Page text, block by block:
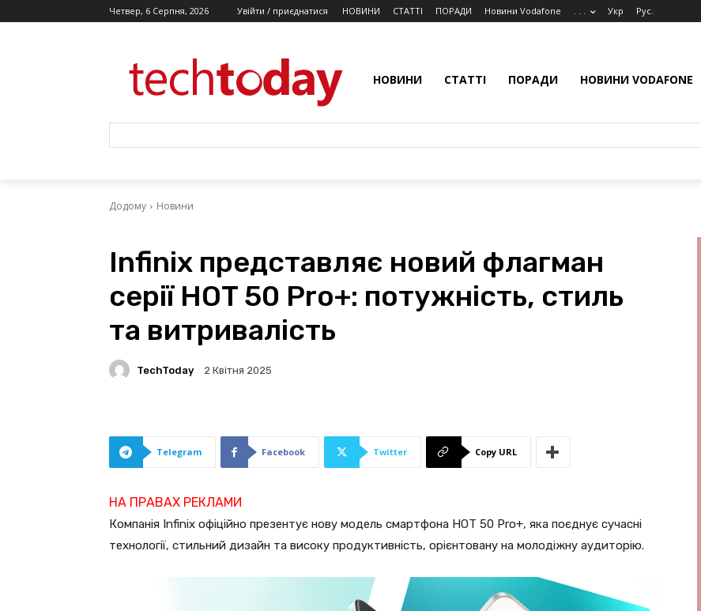
Четвер, 6 Серпня, 2026 Увійти / приєднатися НОВИНИ СТАТТІ ПОРАДИ Новини Vodafone . . . Укр Рус.
НОВИНИ СТАТТІ ПОРАДИ НОВИНИ VODAFONE
Додому Новини
Infinix представляє новий флагман
серії HOT 50 Pro+: потужність, стиль
та витривалість
TechToday 2 Квітня 2025
Telegram Facebook Twitter Copy URL
НА ПРАВАХ РЕКЛАМИ
Компанія Infinix офіційно презентує нову модель смартфона HOT 50 Pro+, яка поєднує сучасні
технології, стильний дизайн та високу продуктивність, орієнтовану на молодіжну аудиторію.